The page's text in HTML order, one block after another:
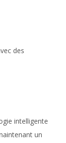
des
intelligente
un